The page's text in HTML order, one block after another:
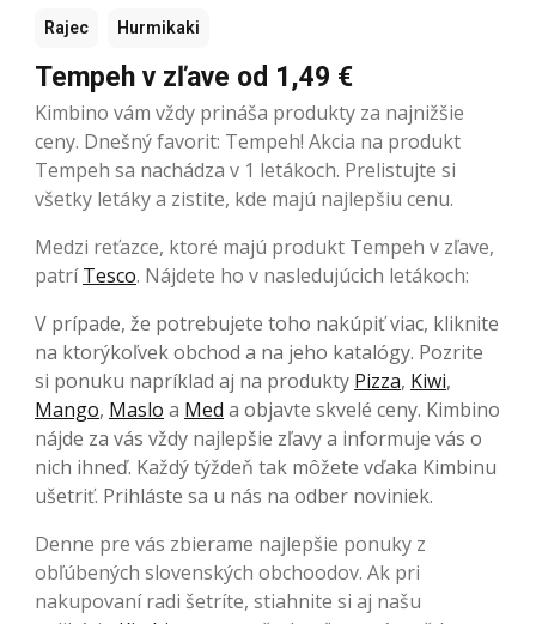
Rajec Hurmikaki
Tempeh v zľave od 1,49 €
Kimbino vám vždy prináša produkty za najnižšie
ceny. Dnešný favorit: Tempeh! Akcia na produkt
Tempeh sa nachádza v 1 letákoch. Prelistujte si
všetky letáky a zistite, kde majú najlepšiu cenu.
Medzi reťazce, ktoré majú produkt Tempeh v zľave,
patríTesco. Nájdete ho v nasledujúcich letákoch:
V prípade, že potrebujete toho nakúpiť viac, kliknite
na ktorýkoľvek obchod a na jeho katalógy. Pozrite
si ponuku napríklad aj na produkty Pizza, Kiwi,
Mango, Maslo a Med a objavte skvelé ceny. Kimbino
nájde za vás vždy najlepšie zľavy a informuje vás o
nich ihneď. Každý týždeň tak môžete vďaka Kimbinu
ušetriť. Prihláste sa u nás na odber noviniek.
Denne pre vás zbierame najlepšie ponuky z
obľúbených slovenských obchoodov. Ak pri
nakupovaní radi šetríte, stiahnite si aj našu